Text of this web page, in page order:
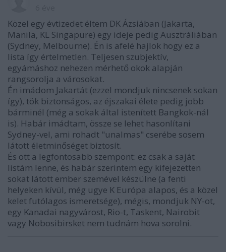
Közel egy évtizedet éltem DK Ázsiában (Jakarta,
Manila, KL Singapure) egy ideje pedig Ausztráliában
(Sydney, Melbourne). Én is afelé hajlok hogy ez a
lista így értelmetlen. Teljesen szubjektív,
egyámáshoz nehezen mérhető okok alapján
rangsorolja a városokat.
Én imádom Jakartát (ezzel mondjuk nincsenek sokan
így), tök biztonságos, az éjszakai élete pedig jobb
bárminél (még a sokak által istenített Bangkok-nál
is). Habár imádtam, össze se lehet hasonlítani
Sydney-vel, ami rohadt "unalmas" cserébe sosem
látott életminőséget biztosít.
És ott a legfontosabb szempont: ez csak a saját
listám lenne, és habár szerintem egy kifejezetten
sokat látott ember szemével készülne (a fenti
helyeken kívül, még ugye K Európa alapos, és a közel
kelet futólagos ismeretsége), mégis, mondjuk NY-ot,
egy Kanadai nagyvárost, Rio-t, Taskent, Nairobit
vagy Nobosibirsket nem tudnám hova sorolni.